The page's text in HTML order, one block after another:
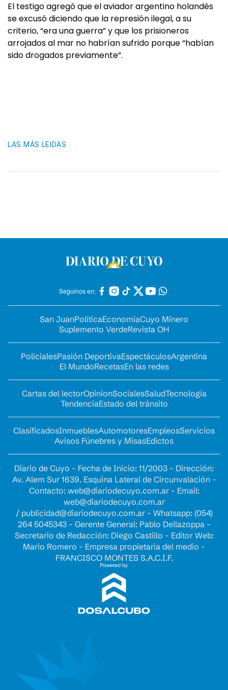
El testigo agregó que el aviador argentino holandés
se excusó diciendo que la represión ilegal, a su
criterio, “era una guerra” y que los prisioneros
arrojados al mar no habrían sufrido porque “habían
sido drogados previamente”.
LAS MÁS LEIDAS
Seguinos en:
San JuanPolíticaEconomíaCuyo Minero
Suplemento VerdeRevista OH
PolicialesPasión DeportivaEspectáculosArgentina
El MundoRecetasEn las redes
Cartas del lectorOpinionSocialesSaludTecnología
TendenciaEstado del tránsito
ClasificadosInmueblesAutomotoresEmpleosServicios
Avisos Fúnebres y MisasEdictos
Diario de Cuyo - Fecha de Inicio: 11/2003 - Dirección:
Av. Alem Sur 1639. Esquina Lateral de Circunvalación -
Contacto: web@diariodecuyo.com.ar- Email:
web@diariodecuyo.com.ar
/ publicidad@diariodecuyo.com.ar- Whatsapp: (054)
264 5045343 - Gerente General: Pablo Dellazoppa -
Secretario de Redacción: Diego Castillo - Editor Web:
Mario Romero - Empresa propietaria del medio -
FRANCISCO MONTES S.A.C.I.F.